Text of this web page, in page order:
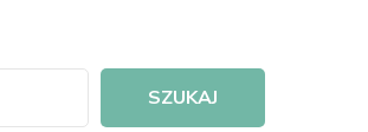
SZUKAJ